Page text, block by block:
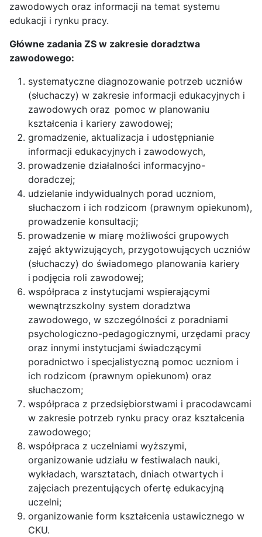
zawodowych oraz informacji na temat systemu
edukacji i rynku pracy.
Główne zadania ZS w zakresie doradztwa
zawodowego:
systematyczne diagnozowanie potrzeb uczniów
(słuchaczy) w zakresie informacji edukacyjnych i
zawodowych oraz pomoc w planowaniu
kształcenia i kariery zawodowej;
gromadzenie, aktualizacja i udostępnianie
informacji edukacyjnych i zawodowych,
prowadzenie działalności informacyjno-
doradczej;
udzielanie indywidualnych porad uczniom,
słuchaczom i ich rodzicom (prawnym opiekunom),
prowadzenie konsultacji;
prowadzenie w miarę możliwości grupowych
zajęć aktywizujących, przygotowujących uczniów
(słuchaczy) do świadomego planowania kariery
i podjęcia roli zawodowej;
współpraca z instytucjami wspierającymi
wewnątrzszkolny system doradztwa
zawodowego, w szczególności z poradniami
psychologiczno-pedagogicznymi, urzędami pracy
oraz innymi instytucjami świadczącymi
poradnictwo i specjalistyczną pomoc uczniom i
ich rodzicom (prawnym opiekunom) oraz
słuchaczom;
współpraca z przedsiębiorstwami i pracodawcami
w zakresie potrzeb rynku pracy oraz kształcenia
zawodowego;
współpraca z uczelniami wyższymi,
organizowanie udziału w festiwalach nauki,
wykładach, warsztatach, dniach otwartych i
zajęciach prezentujących ofertę edukacyjną
uczelni;
organizowanie form kształcenia ustawicznego w
CKU.